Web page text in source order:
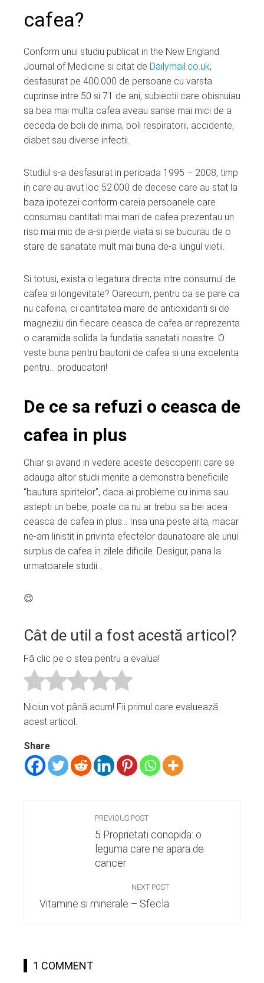
cafea?
Conform unui studiu publicat in the New England
Journal of Medicine si citat de Dailymail.co.uk,
desfasurat pe 400.000 de persoane cu varsta
cuprinse intre 50 si 71 de ani, subiectii care obisnuiau
sa bea mai multa cafea aveau sanse mai mici de a
deceda de boli de inima, boli respiratorii, accidente,
diabet sau diverse infectii.
Studiul s-a desfasurat in perioada 1995 – 2008, timp
in care au avut loc 52.000 de decese care au stat la
baza ipotezei conform careia persoanele care
consumau cantitati mai mari de cafea prezentau un
risc mai mic de a-si pierde viata si se bucurau de o
stare de sanatate mult mai buna de-a lungul vietii.
Si totusi, exista o legatura directa intre consumul de
cafea si longevitate? Oarecum, pentru ca se pare ca
nu cafeina, ci cantitatea mare de antioxidanti si de
magneziu din fiecare ceasca de cafea ar reprezenta
o caramida solida la fundatia sanatatii noastre. O
veste buna pentru bautorii de cafea si una excelenta
pentru… producatori!
De ce sa refuzi o ceasca de
cafea in plus
Chiar si avand in vedere aceste descoperiri care se
adauga altor studii menite a demonstra beneficiile
“bautura spiritelor”, daca ai probleme cu inima sau
astepti un bebe, poate ca nu ar trebui sa bei acea
ceasca de cafea in plus… Insa una peste alta, macar
ne-am linistit in privinta efectelor daunatoare ale unui
surplus de cafea in zilele dificile. Desigur, pana la
urmatoarele studii…
😉
Cât de util a fost acestă articol?
Fă clic pe o stea pentru a evalua!
Niciun vot până acum! Fii primul care evaluează
acest articol.
Share
PREVIOUS POST
5 Proprietati conopida: o
leguma care ne apara de
cancer
NEXT POST
Vitamine si minerale – Sfecla
1 COMMENT